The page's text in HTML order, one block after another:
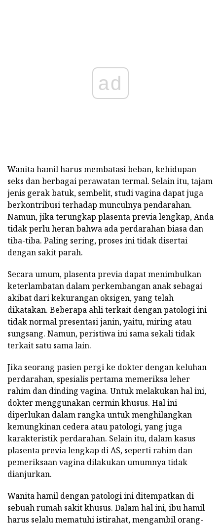
ad
Wanita hamil harus membatasi beban, kehidupan
seks dan berbagai perawatan termal. Selain itu, tajam
jenis gerak batuk, sembelit, studi vagina dapat juga
berkontribusi terhadap munculnya pendarahan.
Namun, jika terungkap plasenta previa lengkap, Anda
tidak perlu heran bahwa ada perdarahan biasa dan
tiba-tiba. Paling sering, proses ini tidak disertai
dengan sakit parah.
Secara umum, plasenta previa dapat menimbulkan
keterlambatan dalam perkembangan anak sebagai
akibat dari kekurangan oksigen, yang telah
dikatakan. Beberapa ahli terkait dengan patologi ini
tidak normal presentasi janin, yaitu, miring atau
sungsang. Namun, peristiwa ini sama sekali tidak
terkait satu sama lain.
Jika seorang pasien pergi ke dokter dengan keluhan
perdarahan, spesialis pertama memeriksa leher
rahim dan dinding vagina. Untuk melakukan hal ini,
dokter menggunakan cermin khusus. Hal ini
diperlukan dalam rangka untuk menghilangkan
kemungkinan cedera atau patologi, yang juga
karakteristik perdarahan. Selain itu, dalam kasus
plasenta previa lengkap di AS, seperti rahim dan
pemeriksaan vagina dilakukan umumnya tidak
dianjurkan.
Wanita hamil dengan patologi ini ditempatkan di
sebuah rumah sakit khusus. Dalam hal ini, ibu hamil
harus selalu mematuhi istirahat, mengambil orang-